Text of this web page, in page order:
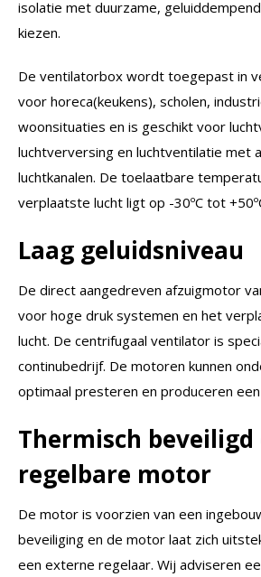
isolatie met duurzame,
kiezen.
De ventilatorbox wordt toegepast in
voor horeca(keukens), scholen,
woonsituaties en is geschikt voor
luchtverversing en luchtventilatie met
luchtkanalen. De toelaatbare
verplaatste lucht ligt op -30ºC tot
Laag geluidsniveau
De direct aangedreven afzuigmotor
voor hoge druk systemen en het
lucht. De centrifugaal ventilator is
continubedrijf. De motoren kunnen
optimaal presteren en produceren een
Thermisch beveiligd
regelbare motor
De motor is voorzien van een
beveiliging en de motor laat zich
een externe regelaar. Wij adviseren